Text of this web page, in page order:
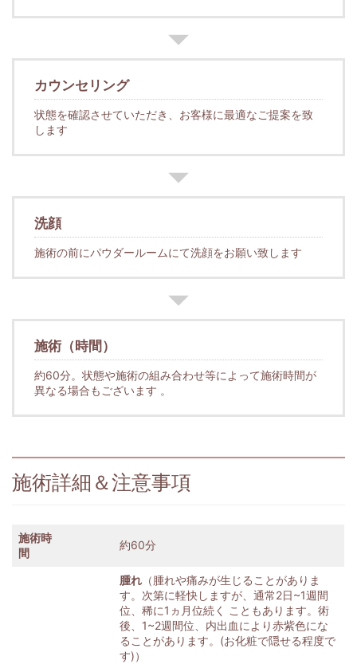
カウンセリング
状態を確認させていただき、お客様に最適なご提案を致
します
洗顔
施術の前にパウダールームにて洗顔をお願い致します
施術（時間）
約60分。状態や施術の組み合わせ等によって施術時間が
異なる場合もございます 。
施術詳細＆注意事項
施術時
間
約60分
腫れ （腫れや痛みが生じることがありま
す。次第に軽快しますが、通常2日~1週間
位、稀に1ヵ月位続く こともあります。術
後、1~2週間位、内出血により赤紫色にな
ることがあります。(お化粧で隠せる程度で
す)）